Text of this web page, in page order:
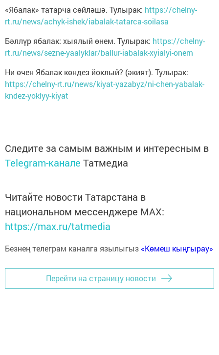
«Ябалак» татарча сөйләшә. Тулырак: https://chelny-
rt.ru/news/achyk-ishek/iabalak-tatarca-soilasa
Бәллүр ябалак: хыялый өнем. Тулырак: https://chelny-
rt.ru/news/sezne-yaalyklar/ballur-iabalak-xyialyi-onem
Ни өчен Ябалак көндез йоклый? (әкият). Тулырак:
https://chelny-rt.ru/news/kiyat-yazabyz/ni-chen-yabalak-
kndez-yoklyy-kiyat
Следите за самым важным и интересным в
Telegram-канале Татмедиа
Читайте новости Татарстана в
национальном мессенджере MАХ:
https://max.ru/tatmedia
Безнең телеграм каналга язылыгыз «Көмеш кыңгырау»
Перейти на страницу новости